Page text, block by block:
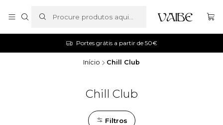
Portes grátis a partir de 50€
Início Chill Club
Chill Club
Filtros